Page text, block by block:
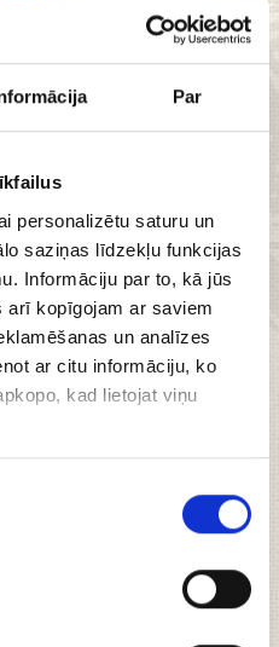
Par
personalizētu saturu un
saziņas līdzekļu funkcijas
Informāciju par to, kā jūs
arī kopīgojam ar saviem
un analīzes
ar citu informāciju, ko
kad lietojat viņu
ar
īpaši cepumi gardēžiem.
siera garšu ar